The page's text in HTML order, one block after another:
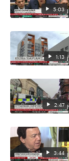
5:03
1:13
2:47
3:44